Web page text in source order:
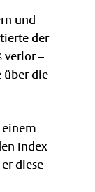
und
der
verlor –
über die
einem
Index
diese